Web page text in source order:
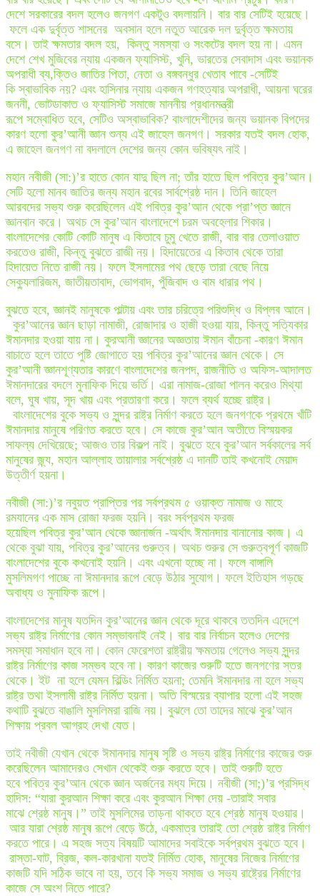
দেশে সরকারের বদল হলেও জনগণ একটুও বদলায়নি। বার বার সেটিই হয়েছে।
ফলে এক দুর্বৃত্ত শাসনের অবসান হলে নতুত আরেক দল দুর্বৃত্ত ক্ষমতায়
বসে। তাই ক্ষমতার বদল হয়, কিন্তু সমস্যা ও সংকটের বদল হয় না। এমন
দেশে শেখ মুজিবের ন্যায় একজন ফ্যাসিস্ট, খুনি, ভারতের সেবাদাস এবং ভয়ানক
অপরাধী ব্য,ক্তিও জাতির পিতা, নেতা ও বঙ্গবন্ধুর খেতাব পাবে -সেটিই
কি স্বাভাবিক নয়? এবং হাসিনার ন্যায় একজন গণহত্যার অপরাধী, আয়না ঘরের
জননী, ভোটডাকাত ও ফ্যাসিস্ট সমাজে মাননীয় প্রধানমন্ত্রী‌
রূপে সম্বোধিত হবে, সেটিও অস্বাভাবিক? বাংলাদেশীদের জন্য ভয়ানক বিপদের
কারণ হলো কুর’আনী জ্ঞান শুন্য এই জাহেল জনগণ। সরকার যতই বদল হোক,
এ জাহেল জনগণ না বদলালে দেশের জন্য কোন ভবিষ্যৎ নাই।
মহান নবীজী (সা:)’র হাতে কোন যাদু ছিল না; তাঁর হাতে ছিল পবিত্র কুর’আন।
সেটি হলো মানব জাতির জন্য মহান রবের সার্বশ্রেষ্ঠ দান। তিনি জাহেল
আরবদের সভ্য শুরু করেছিলেন এই পবিত্র কুর’আন থেকে প্রা’প্ত জ্ঞানে
জ্ঞানবান করে। অথচ সে কুর’আন বাংলাদেশে চরম অবহেলার শিকার।
বাংলাদেশের কোটি কোটি মানুষ এ কিতাবে চুমু খেতে রাজী, বার বার তেলাওয়াত
করতেও রাজী, কিন্তু বুঝতে রাজী নয়। হিদায়েতের এ কিতাব থেকে তারা
হিদায়েত নিতে রাজী নয়। ফলে ইসলামের পথ ছেড়ে তারা বেছে নিয়ে
সেক্যুলারিজম, জাতীয়তাবাদ, ভোগবাদ, পুঁজিবাদ ও বাম ধারার পথ।
বুঝতে হবে, জ্ঞানই মানুষকে পাল্টায় এবং তার চরিত্রে পরিশুদ্ধি ও বিপ্লব আনে।
কুর’আনের জ্ঞান ছাড়া নামাজী, রোজাদার ও হাজী হওয়া যায়, কিন্তু সত্যিকার
ঈমানদার হওয়া যায় না। কুরআনী জ্ঞানের অজ্ঞতায় ঈমান বাঁচেনা -কারণ ঈমান
বাচাতে হলে তাতে পুষ্টি জোগাতে হয় পবিত্র কুর’আনের জ্ঞান থেকে। সে
কুর’আনী জ্ঞানশূণ্যতার কারণে বাংলাদেশের জনপদ, রাজনীতি ও অফিস-আদালত
ঈমানদারের বদলে মুনাফিক দিয়ে ভর্তি। এরা নামাজ-রোজা পালন করেও মিথ্যা
বলে, ঘুষ খায়, সূদ খায় এবং প্রতারণা করে। ফলে ব্যর্থ হচ্ছে রাষ্ট্র।
বাংলাদেশের বুকে সভ্য ও সুন্দর রাষ্ট্র নির্মাণ করতে হলে জনগণকে প্রথমে খাঁটি
ঈমানদার মানুষে পরিণত করতে হবে। সে কাজে কুর’আন অতীতে বিস্ময়কর
সাফল্য দেখিয়েছে; আজও তার বিকল্প নাই। বুঝতে হবে কুর’আন সর্বকালের সর্ব
মানুষের জ্ন্য, মহান আল্লাহ তায়ালার সর্বশ্রেষ্ঠ এ দানটি তাই কখনোই মেয়াদ
উত্তীর্ণ হয়না।
নবীজী (সা:)’র নবুয়ত প্রাপ্তির পর সর্বপ্রথম ৫ ওয়াক্ত নামাজ ও মাহে
রমযানের এক মাস রোজা ফরজ হয়নি। বরং সর্বপ্রথম ফরজ
হয়েছিল পবিত্র কুর’আন থেকে জ্ঞানার্জন -অর্থাৎ ঈমানদার বানানোর কাজ। এ
থেকে বুঝা যায়, পবিত্র কুর’আনের গুরুত্ব। অথচ শুরুর সে গুরুত্বপূর্ণ কাজটি
বাংলাদেশের বুকে কখনোই হয়নি। এবং এখনো হচ্ছে না। ফলে বাঙ্গালি
মুসলিমগণ পাচ্ছে না ঈমানদার রূপে বেড়ে উঠার সুযোগ। ফলে ইতিহাস গড়ছে
অবাধ্য ও মুনাফিক রূপে।
বাংলাদেশের মানুষ যতদিন কুর’আনের জ্ঞান থেকে দূরে থাকবে ততদিন এদেশে
সভ্য রাষ্ট্র নির্মাণের কোন সম্ভাবনাই নেই। বার বার নির্বাচন হলেও দেশের
সমস্যা সমাধান হবে না। কোন ফেরেশতা রাষ্ট্রীয় ক্ষমতায় গেলেও সভ্য সুন্দর
রাষ্ট্র নির্মাণের কাজ সম্ভব হবে না। কারণ কাজের শুরুটি হতে জনগণের স্তর
থেকে। ইট না হলে যেমন বিল্ডিং নির্মিত হয়না; তেমনি ঈমানদার না হলে সভ্য
রাষ্ট্র তথা ইসলামী রাষ্ট্র নির্মিত হয়না। অতি বিস্ময়ের ব্যাপার হলো এই সহজ
কথাটি বুঝতে বাঙালি মুসলিমরা রাজি নয়। বুঝলে তো তাদের মাঝে কুর’আন
শিক্ষায় প্রবল আগ্রহ দেখা যেত।
তাই নবীজী যেখান থেকে ঈমানদার মানুষ সৃষ্টি ও সভ্য রাষ্ট্র নির্মাণের কাজের শুরু
করেছিলেন আমাদেরও সেখান থেকেই শুরু করতে হবে। তাই শুরুটি হতে
হবে পবিত্র কুর’আন থেকে জ্ঞান অর্জনের মধ্য দিয়ে। নবীজী (সা;)’র প্রসিদ্ধ
হাদিস: “যারা কুরআন শিক্ষা করে এবং কুরআন শিক্ষা দেয় -তারাই সবার
মাঝে শ্রেষ্ঠ মানুষ‍।” তাই মুসলিমের তাড়না থাকতে হবে শ্রেষ্ঠ মানুষ হওয়ার।
আর যারা শ্রেষ্ঠ মানুষ রূপে বেড়ে উঠে, একমাত্র তারাই তো শ্রেষ্ঠ রাষ্ট্র নির্মাণ
করতে পারে। এ সহজ সত্য বিষয়টি আমাদের সবাইকে সর্বপ্রথম বুঝতে হবে।
রাস্তা-ঘাট, ব্রিজ, কল-কারখানা যতই নির্মিত হোক, মানুষের নিজের নির্মাণের
কাজটি যদি সঠিক ভাবে না হয়, তবে কি সভ্য সমাজ ও সভ্য রাষ্ট্রের নির্মাণের
কাজে সে অংশ নিতে পারে?